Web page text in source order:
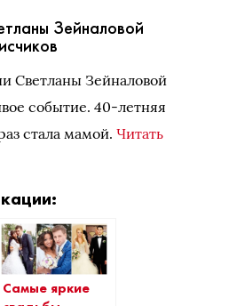
Зейналовой
Светланы Зейналовой
событие. 40-летняя
стала мамой. Читать
Самые яркие